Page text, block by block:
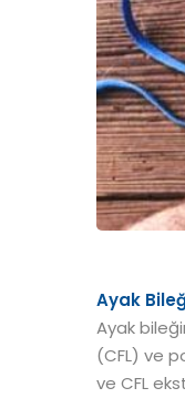
Ayak
Ayak
(CFL) ve
ve CFL